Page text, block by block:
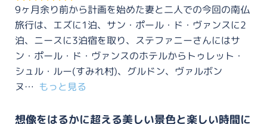
9ヶ月余り前から計画を始めた妻と二人での今回の南仏
旅行は、エズに1泊、サン・ポール・ド・ヴァンスに2
泊、ニースに3泊宿を取り、ステファニーさんにはサ
ン・ポール・ド・ヴァンスのホテルからトゥレット・
シュル・ルー(すみれ村)、グルドン、ヴァルボン
ヌ
もっと見る
想像をはるかに超える美しい景色と楽しい時間に